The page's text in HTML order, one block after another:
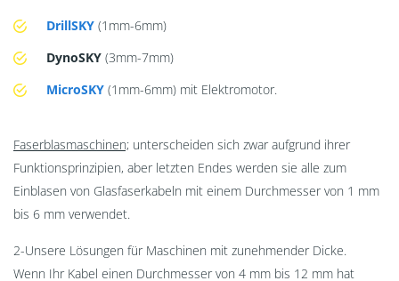
DrillSKY (1mm-6mm)
DynoSKY (3mm-7mm)
MicroSKY (1mm-6mm) mit Elektromotor.
Faserblasmaschinen; unterscheiden sich zwar aufgrund ihrer
Funktionsprinzipien, aber letzten Endes werden sie alle zum
Einblasen von Glasfaserkabeln mit einem Durchmesser von 1 mm
bis 6 mm verwendet.
2-Unsere Lösungen für Maschinen mit zunehmender Dicke.
Wenn Ihr Kabel einen Durchmesser von 4 mm bis 12 mm hat